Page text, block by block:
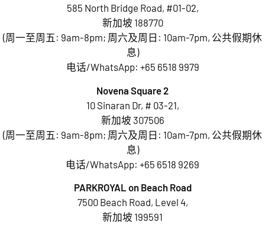
585 North Bridge Road, #01-02,
新加坡 188770
(周一至周五: 9am-8pm; 周六及周日: 10am-7pm, 公共假期休
息)
电话/WhatsApp: +65 6518 9979
Novena Square 2
10 Sinaran Dr, # 03-21,
新加坡 307506
(周一至周五: 9am-8pm; 周六及周日: 10am-7pm, 公共假期休
息)
电话/WhatsApp: +65 6518 9269
PARKROYAL on Beach Road
7500 Beach Road, Level 4,
新加坡 199591